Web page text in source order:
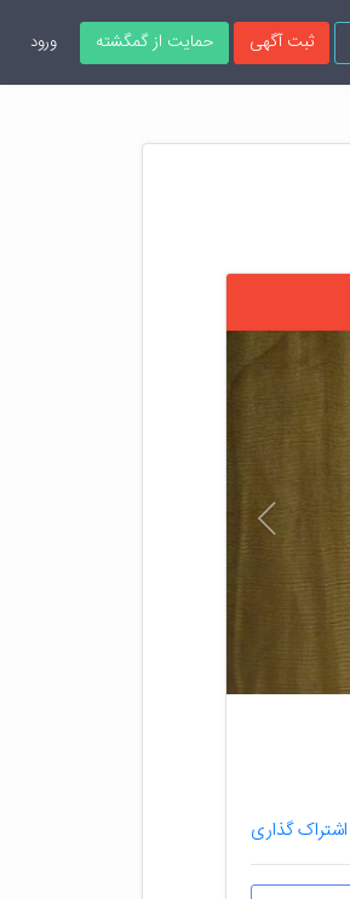
ثبت آگهی حمایت از گمگشته ورود
قبلی
اشتراک گذاری